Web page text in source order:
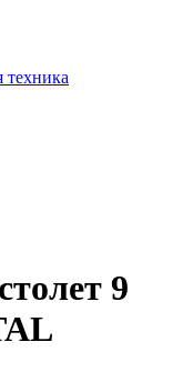
техника
9